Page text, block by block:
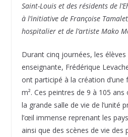
Saint-Louis et des résidents de
à l’initiative de Françoise
hospitalier et de l’artiste Mako
Durant cinq journées, les
enseignante, Frédérique
ont participé à la création d’une
m². Ces peintres de 9 à 105
la grande salle de vie de l’unité
l’œil immense reprenant les
ainsi que des scènes de vie des